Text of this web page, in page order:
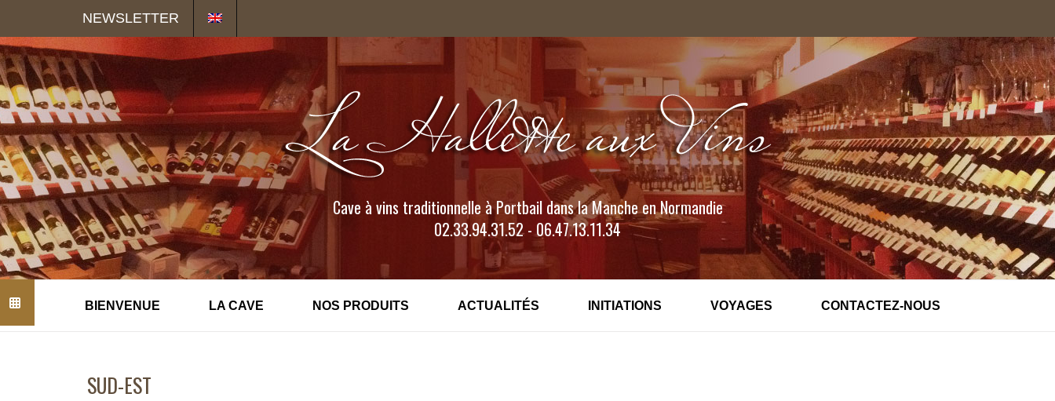
NEWSLETTER
Cave à vins traditionnelle à Portbail dans la Manche en Normandie
02.33.94.31.52 - 06.47.13.11.34
BIENVENUE LA CAVE NOS PRODUITS ACTUALITÉS INITIATIONS VOYAGES CONTACTEZ-NOUS
SUD-EST
Panneau de gestion des cookies